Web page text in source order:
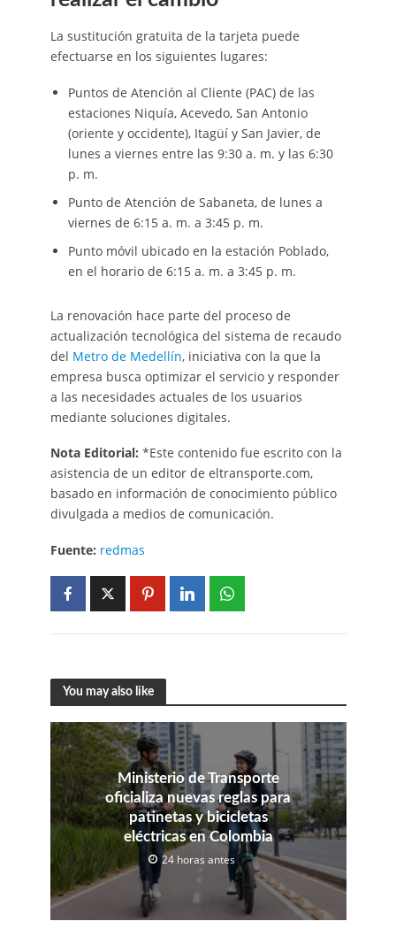
La sustitución gratuita de la tarjeta puede
efectuarse en los siguientes lugares:
Puntos de Atención al Cliente (PAC) de las
estaciones Niquía, Acevedo, San Antonio
(oriente y occidente), Itagüí y San Javier, de
lunes a viernes entre las 9:30 a. m. y las 6:30
p. m.
Punto de Atención de Sabaneta, de lunes a
viernes de 6:15 a. m. a 3:45 p. m.
Punto móvil ubicado en la estación Poblado,
en el horario de 6:15 a. m. a 3:45 p. m.
La renovación hace parte del proceso de
actualización tecnológica del sistema de recaudo
del Metro de Medellín, iniciativa con la que la
empresa busca optimizar el servicio y responder
a las necesidades actuales de los usuarios
mediante soluciones digitales.
Nota Editorial: *Este contenido fue escrito con la
asistencia de un editor de eltransporte.com,
basado en información de conocimiento público
divulgada a medios de comunicación.
Fuente: redmas
You may also like
Ministerio de Transporte
oficializa nuevas reglas para
patinetas y bicicletas
eléctricas en Colombia
24 horas antes